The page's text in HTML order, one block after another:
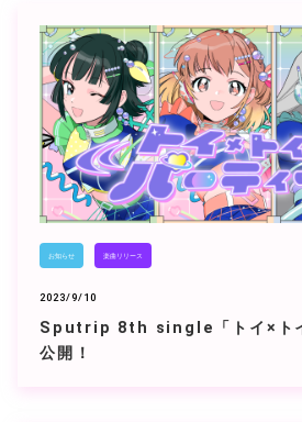
お知らせ 楽曲リリース
2023/9/10
Sputrip 8th single「トイ×ト
公開！